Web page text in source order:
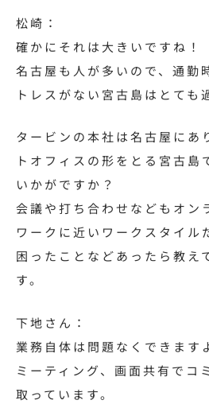
松崎：
確かにそれは大きいですね！
名古屋も人が多いので、通勤
トレスがない宮古島はとても
タービンの本社は名古屋にあ
トオフィスの形をとる宮古島
いかがですか？
会議や打ち合わせなどもオン
ワークに近いワークスタイル
困ったことなどあったら教え
す。
下地さん：
業務自体は問題なくできます
ミーティング、画面共有でコ
取っています。